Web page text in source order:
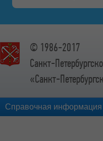
© 1986-2017
Санкт-
«Санкт-
Справочная информация